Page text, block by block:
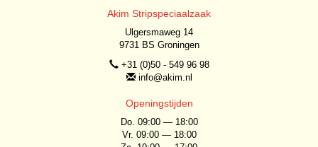
Akim Stripspeciaalzaak
Ulgersmaweg 14
9731 BS Groningen
+31 (0)50 - 549 96 98
info@akim.nl
Openingstijden
Do. 09:00 — 18:00
Vr. 09:00 — 18:00